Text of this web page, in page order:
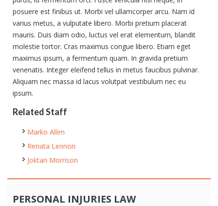
posuere est finibus ut. Morbi vel ullamcorper arcu. Nam id
varius metus, a vulputate libero. Morbi pretium placerat
mauris. Duis diam odio, luctus vel erat elementum, blandit
molestie tortor. Cras maximus congue libero. Etiam eget
maximus ipsum, a fermentum quam. In gravida pretium
venenatis. Integer eleifend tellus in metus faucibus pulvinar.
Aliquam nec massa id lacus volutpat vestibulum nec eu
ipsum.
Related Staff
Marko Allen
Renata Lennon
Joktan Morrison
PERSONAL INJURIES LAW